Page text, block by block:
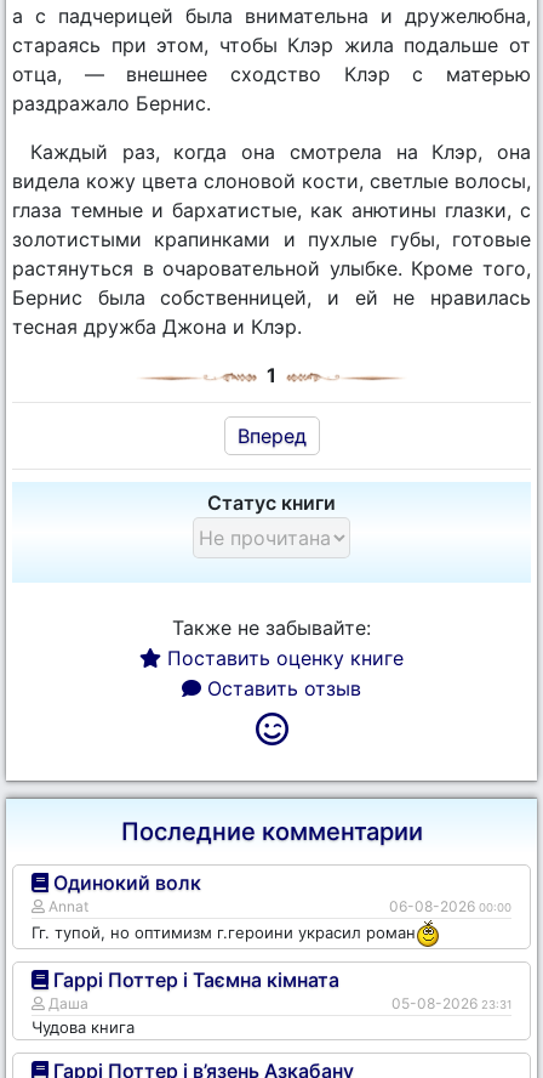
а с падчерицей была внимательна и дружелюбна,
стараясь при этом, чтобы Клэр жила подальше от
отца, — внешнее сходство Клэр с матерью
раздражало Бернис.
Каждый раз, когда она смотрела на Клэр, она
видела кожу цвета слоновой кости, светлые волосы,
глаза темные и бархатистые, как анютины глазки, с
золотистыми крапинками и пухлые губы, готовые
растянуться в очаровательной улыбке. Кроме того,
Бернис была собственницей, и ей не нравилась
тесная дружба Джона и Клэр.
1
Вперед
Статус книги
Также не забывайте:
Поставить оценку книге
Оставить отзыв
Последние комментарии
Одинокий волк
Annat 06-08-2026 00:00
Гг. тупой, но оптимизм г.героини украсил роман
Гаррі Поттер і Таємна кімната
Даша 05-08-2026 23:31
Чудова книга
Гаррі Поттер і в’язень Азкабану